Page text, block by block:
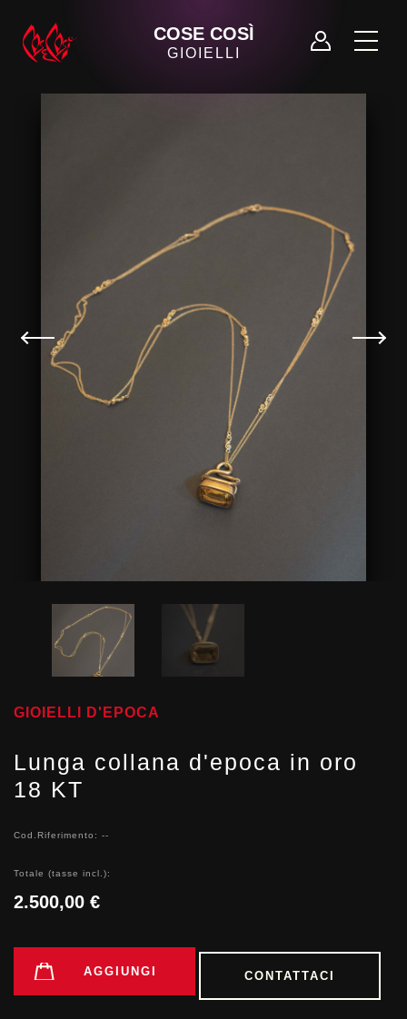
COSE COSÌ
GIOIELLI
GIOIELLI D'EPOCA
Lunga collana d'epoca in oro
18 KT
Cod.Riferimento: --
Totale (tasse incl.):
2.500,00 €
AGGIUNGI CONTATTACI